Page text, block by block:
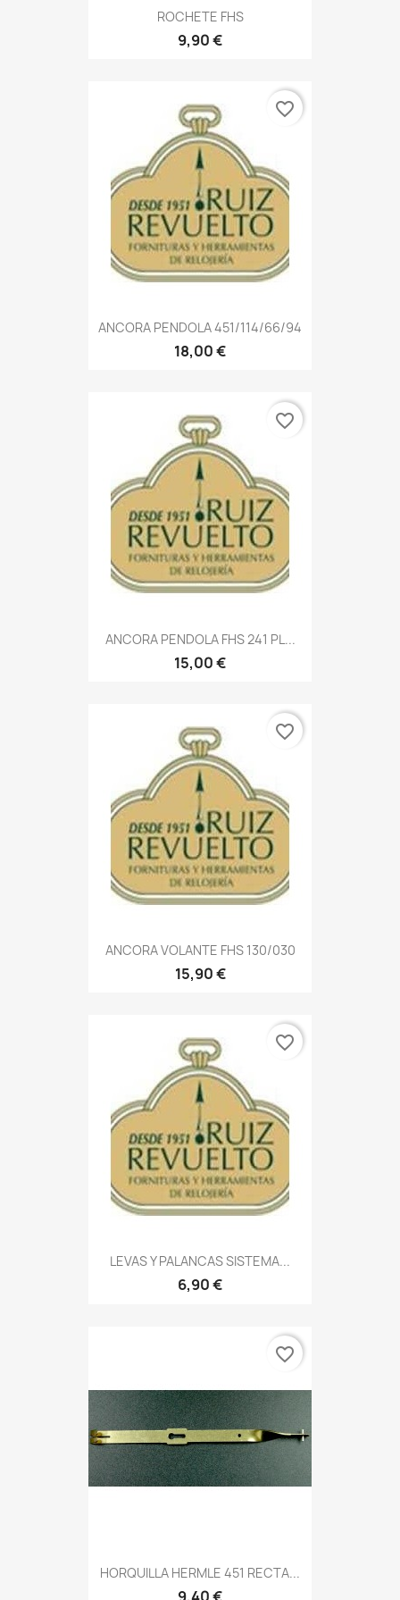
ROCHETE FHS
9,90 €
ANCORA PENDOLA 451/114/66/94
18,00 €
favorite_border
ANCORA PENDOLA FHS 241 PL...
15,00 €
favorite_border
ANCORA VOLANTE FHS 130/030
15,90 €
favorite_border
LEVAS Y PALANCAS SISTEMA...
6,90 €
favorite_border
HORQUILLA HERMLE 451 RECTA...
favorite_border